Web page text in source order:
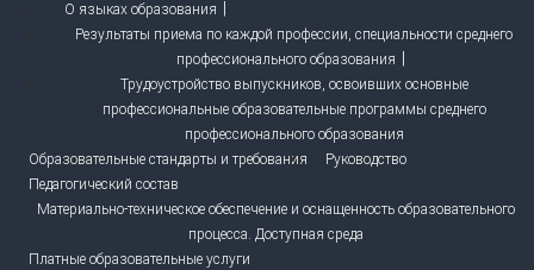
О языках образования
Результаты приема по каждой профессии, специальности среднего
профессионального образования
Трудоустройство выпускников, освоивших основные
профессиональные образовательные программы среднего
профессионального образования
Образовательные стандарты и требования
Руководство
Педагогический состав
Материально-техническое обеспечение и оснащенность образовательного
процесса. Доступная среда
Платные образовательные услуги